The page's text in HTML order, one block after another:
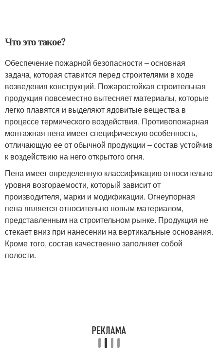
Что это такое?
Обеспечение пожарной безопасности – основная
задача, которая ставится перед строителями в ходе
возведения конструкций. Пожаростойкая строительная
продукция повсеместно вытесняет материалы, которые
легко плавятся и выделяют ядовитые вещества в
процессе термического воздействия. Противопожарная
монтажная пена имеет специфическую особенность,
отличающую ее от обычной продукции – состав устойчив
к воздействию на него открытого огня.
Пена имеет определенную классификацию относительно
уровня возгораемости, который зависит от
производителя, марки и модификации. Огнеупорная
пена является относительно новым материалом,
представленным на строительном рынке. Продукция не
стекает вниз при нанесении на вертикальные основания.
Кроме того, состав качественно заполняет собой
полости.